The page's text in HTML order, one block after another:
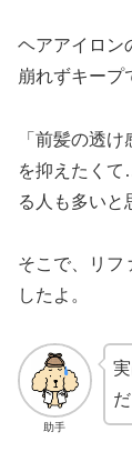
ヘアアイロン
崩れずキープ
「前髪の透
を抑えたく
る人も多いと
そこで、リフ
したよ。
助手